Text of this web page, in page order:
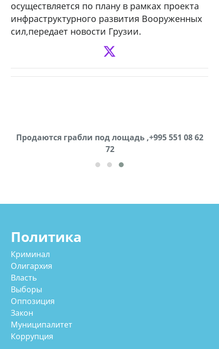
осуществляется по плану в рамках проекта
инфраструктурного развития Вооруженных
сил,передает новости Грузии.
Продаются грабли под лощадь ,+995 551 08 62
72
Политика
Криминал
Олигархия
Власть
Выборы
Оппозиция
Закон
Муниципалитет
Коррупция